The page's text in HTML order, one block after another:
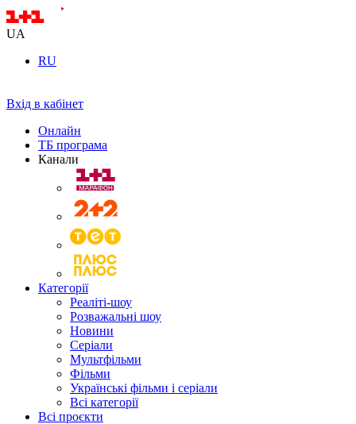
UA
RU
Вхід в кабінет
Онлайн
ТБ програма
Канали
Категорії
Реаліті-шоу
Розважальні шоу
Новини
Серіали
Мультфільми
Фільми
Українські фільми і серіали
Всі категорії
Всі проєкти